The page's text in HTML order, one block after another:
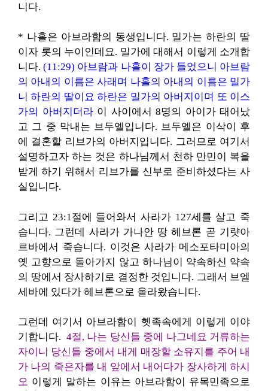
니다.
* 나홀은 아브라함의 동생입니다. 밀가는 하란의 딸
이자 롯의 누이인데요. 밀가에 대해서 이렇게 소개합
니다.(11:29) 아브람과 나홀이 장가 들었으니 아브람
의 아내의 이름은 사래며 나홀의 아내의 이름은 밀가
니 하란의 딸이요 하란은 밀가의 아버지이며 또 이스
가의 아버지더라 이 사이에서 8명의 아이가 태어났
고 그 중 막내는 브두엘입니다. 브두엘은 이삭이 후
에 결혼할 리브가의 아버지입니다. 그러므로 여기서
설명하고자 하는 것은 하나님께서 천하 만민이 복을
받게 하기 위해서 리브가를 신부로 준비하셨다는 사
실입니다.
그리고 23:1절에 들어와서 사라가 127세를 살고 죽
습니다. 그런데 사라가 가나안 땅 헤브론 곧 기럇아
르바에서 죽습니다. 이것은 사라가 메소포타미아의
옛 고향으로 돌아가지 않고 하나님이 약속하신 약속
의 땅에서 장사하기로 결정한 것입니다. 그래서 브엘
세바에 있다가 헤브론으로 올라왔습니다.
그런데 여기서 아브라함이 헷족속에게 이렇게 이야
기합니다. 4절, 나는 당신들 중에 나그네요 거류하는
자이니 당신들 중에서 내게 매장할 소유지를 주어 내
가 나의 죽은자를 내 앞에서 내어다가 장사하게 하시
오 이렇게 말하는 이유는 아브라함이 유목민족으로